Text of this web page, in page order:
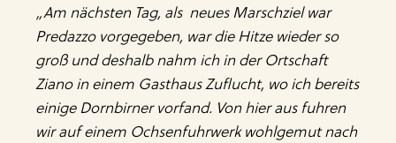
„Am nächsten Tag, als neues Marschziel war
Predazzo vorgegeben, war die Hitze wieder so
groß und deshalb nahm ich in der Ortschaft
Ziano in einem Gasthaus Zuflucht, wo ich bereits
einige Dornbirner vorfand. Von hier aus fuhren
wir auf einem Ochsenfuhrwerk wohlgemut nach